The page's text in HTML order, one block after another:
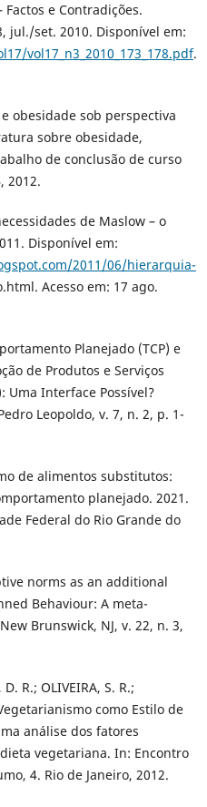
Factos e Contradições.
jul./set. 2010. Disponível em:
vol17_n3_2010_173_178.pdf.
e obesidade sob perspectiva
sobre obesidade,
de conclusão de curso
2012.
de Maslow – o
Disponível em:
2011/06/hierarquia-
Acesso em: 17 ago.
Planejado (TCP) e
de Produtos e Serviços
Uma Interface Possível?
Leopoldo, v. 7, n. 2, p. 1-
de alimentos substitutos:
planejado. 2021.
Federal do Rio Grande do
norms as an additional
Behaviour: A meta-
Brunswick, NJ, v. 22, n. 3,
D. R.; OLIVEIRA, S. R.;
Vegetarianismo como Estilo de
análise dos fatores
vegetariana. In: Encontro
4. Rio de Janeiro, 2012.